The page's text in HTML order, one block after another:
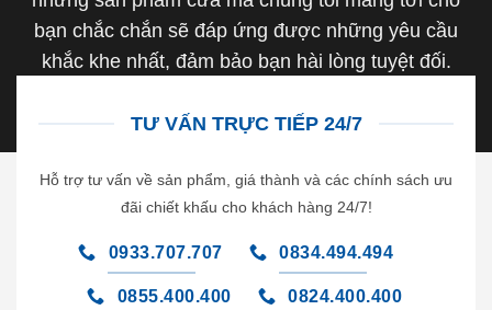
bạn chắc chắn sẽ đáp ứng được những yêu cầu
khắc khe nhất, đảm bảo bạn hài lòng tuyệt đối.
TƯ VẤN TRỰC TIẾP 24/7
Hỗ trợ tư vấn về sản phẩm, giá thành và các chính sách ưu
đãi chiết khấu cho khách hàng 24/7!
0933.707.707 0834.494.494
0855.400.400 0824.400.400